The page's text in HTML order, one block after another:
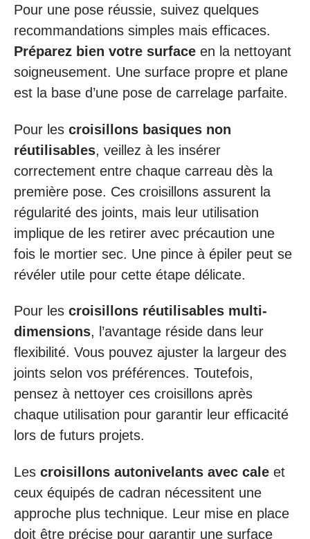
Pour une pose réussie, suivez quelques
recommandations simples mais efficaces.
Préparez bien votre surface en la nettoyant
soigneusement. Une surface propre et plane
est la base d’une pose de carrelage parfaite.
Pour les croisillons basiques non
réutilisables, veillez à les insérer
correctement entre chaque carreau dès la
première pose. Ces croisillons assurent la
régularité des joints, mais leur utilisation
implique de les retirer avec précaution une
fois le mortier sec. Une pince à épiler peut se
révéler utile pour cette étape délicate.
Pour les croisillons réutilisables multi-
dimensions, l’avantage réside dans leur
flexibilité. Vous pouvez ajuster la largeur des
joints selon vos préférences. Toutefois,
pensez à nettoyer ces croisillons après
chaque utilisation pour garantir leur efficacité
lors de futurs projets.
Les croisillons autonivelants avec cale et
ceux équipés de cadran nécessitent une
approche plus technique. Leur mise en place
doit être précise pour garantir une surface